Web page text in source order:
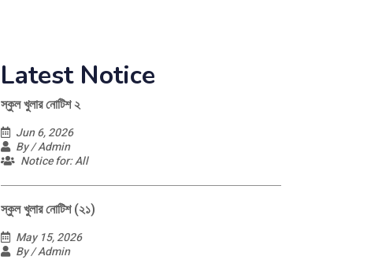
Latest Notice
স্কুল খুলার নোটিশ ২
Jun 6, 2026
By / Admin
Notice for: All
স্কুল খুলার নোটিশ (২১)
May 15, 2026
By / Admin